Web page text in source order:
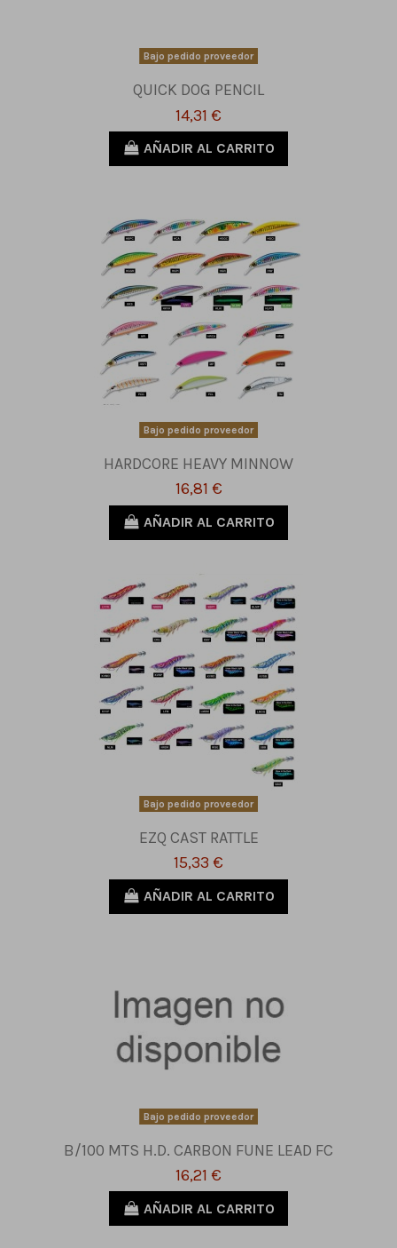
Bajo pedido proveedor
QUICK DOG PENCIL
14,31 €
AÑADIR AL CARRITO
Bajo pedido proveedor
HARDCORE HEAVY MINNOW
16,81 €
AÑADIR AL CARRITO
Bajo pedido proveedor
EZQ CAST RATTLE
15,33 €
AÑADIR AL CARRITO
Bajo pedido proveedor
B/100 MTS H.D. CARBON FUNE LEAD FC
16,21 €
AÑADIR AL CARRITO